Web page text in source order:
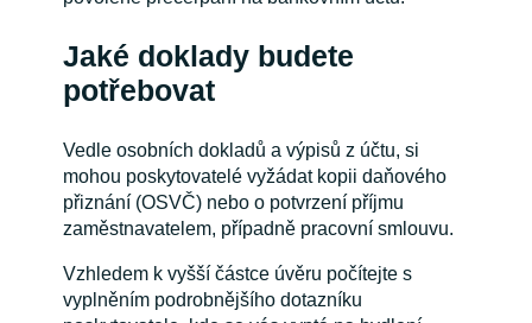
Jaké doklady budete
potřebovat
Vedle osobních dokladů a výpisů z účtu, si
mohou poskytovatelé vyžádat kopii daňového
přiznání (OSVČ) nebo o potvrzení příjmu
zaměstnavatelem, případně pracovní smlouvu.
Vzhledem k vyšší částce úvěru počítejte s
vyplněním podrobnějšího dotazníku